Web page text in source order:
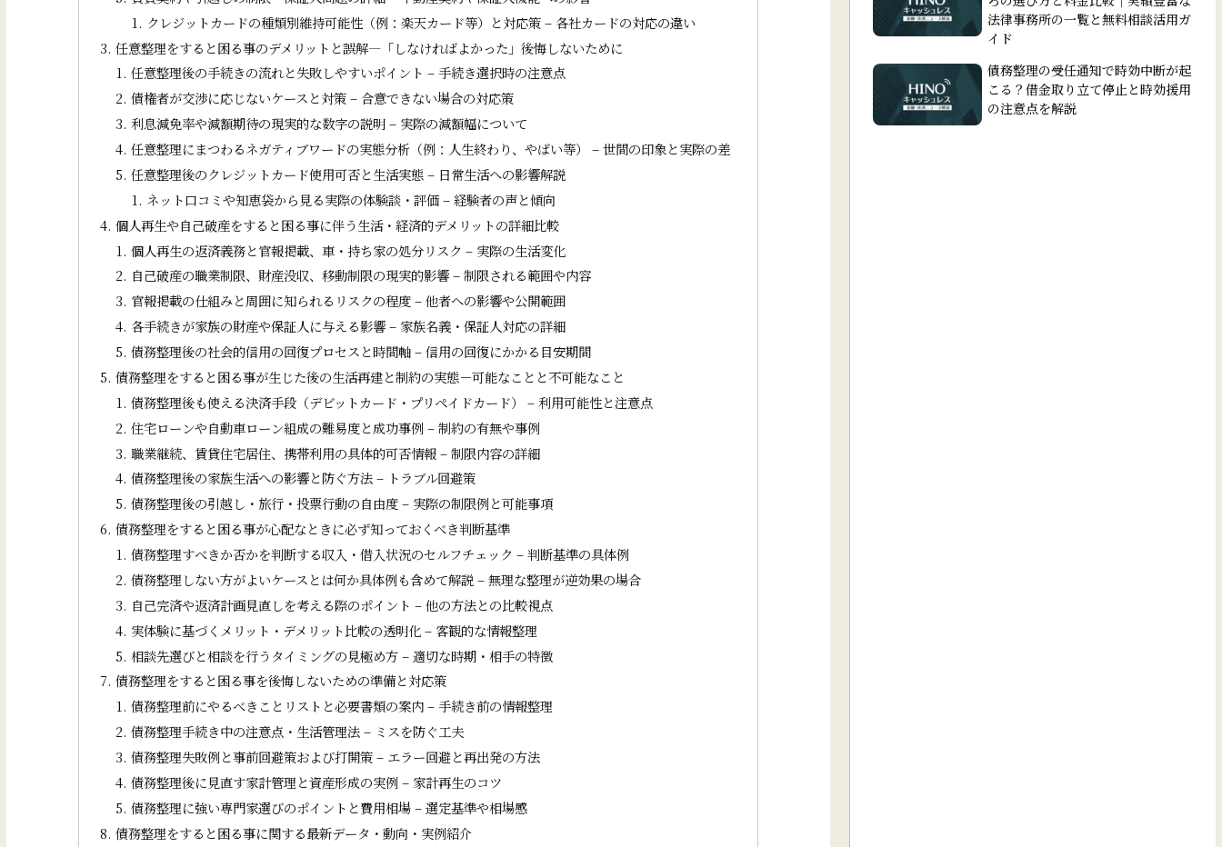
クレジットカードの種類別維持可能性（例：楽天カード等）と対応策 – 各社カードの対応の違い
任意整理をすると困る事のデメリットと誤解―「しなければよかった」後悔しないために
任意整理後の手続きの流れと失敗しやすいポイント – 手続き選択時の注意点
債権者が交渉に応じないケースと対策 – 合意できない場合の対応策
利息減免率や減額期待の現実的な数字の説明 – 実際の減額幅について
任意整理にまつわるネガティブワードの実態分析（例：人生終わり、やばい等） – 世間の印象と実際の差
任意整理後のクレジットカード使用可否と生活実態 – 日常生活への影響解説
ネット口コミや知恵袋から見る実際の体験談・評価 – 経験者の声と傾向
個人再生や自己破産をすると困る事に伴う生活・経済的デメリットの詳細比較
個人再生の返済義務と官報掲載、車・持ち家の処分リスク – 実際の生活変化
自己破産の職業制限、財産没収、移動制限の現実的影響 – 制限される範囲や内容
官報掲載の仕組みと周囲に知られるリスクの程度 – 他者への影響や公開範囲
各手続きが家族の財産や保証人に与える影響 – 家族名義・保証人対応の詳細
債務整理後の社会的信用の回復プロセスと時間軸 – 信用の回復にかかる目安期間
債務整理をすると困る事が生じた後の生活再建と制約の実態－可能なことと不可能なこと
債務整理後も使える決済手段（デビットカード・プリペイドカード） – 利用可能性と注意点
住宅ローンや自動車ローン組成の難易度と成功事例 – 制約の有無や事例
職業継続、賃貸住宅居住、携帯利用の具体的可否情報 – 制限内容の詳細
債務整理後の家族生活への影響と防ぐ方法 – トラブル回避策
債務整理後の引越し・旅行・投票行動の自由度 – 実際の制限例と可能事項
債務整理をすると困る事が心配なときに必ず知っておくべき判断基準
債務整理すべきか否かを判断する収入・借入状況のセルフチェック – 判断基準の具体例
債務整理しない方がよいケースとは何か具体例も含めて解説 – 無理な整理が逆効果の場合
自己完済や返済計画見直しを考える際のポイント – 他の方法との比較視点
実体験に基づくメリット・デメリット比較の透明化 – 客観的な情報整理
相談先選びと相談を行うタイミングの見極め方 – 適切な時期・相手の特徴
債務整理をすると困る事を後悔しないための準備と対応策
債務整理前にやるべきことリストと必要書類の案内 – 手続き前の情報整理
債務整理手続き中の注意点・生活管理法 – ミスを防ぐ工夫
債務整理失敗例と事前回避策および打開策 – エラー回避と再出発の方法
債務整理後に見直す家計管理と資産形成の実例 – 家計再生のコツ
債務整理に強い専門家選びのポイントと費用相場 – 選定基準や相場感
債務整理をすると困る事に関する最新データ・動向・実例紹介
法律事務所の一覧と無料相談活用ガ
イド
債務整理の受任通知で時効中断が起
こる？借金取り立て停止と時効援用
の注意点を解説